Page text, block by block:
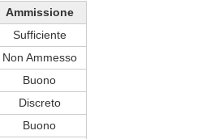
Ammissione
Sufficiente
Non Ammesso
Buono
Discreto
Buono